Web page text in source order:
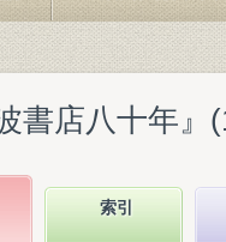
書店八十年』
索引